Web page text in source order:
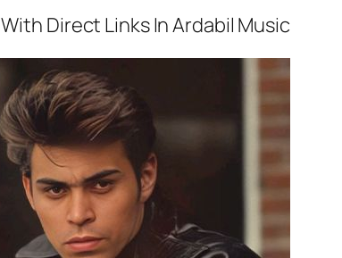
With Direct Links In Ardabil Music